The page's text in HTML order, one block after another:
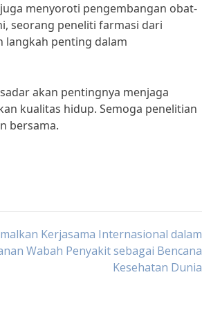
menyoroti pengembangan obat-
seorang peneliti farmasi dari
langkah penting dalam
akan pentingnya menjaga
kualitas hidup. Semoga penelitian
bersama.
Kerjasama Internasional dalam
Wabah Penyakit sebagai Bencana
Kesehatan Dunia